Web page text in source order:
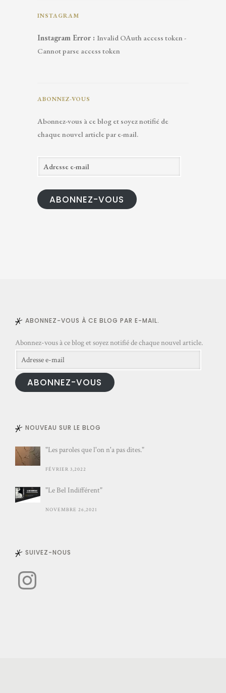
INSTAGRAM
Instagram Error : Invalid OAuth access token -
Cannot parse access token
ABONNEZ-VOUS
Abonnez-vous à ce blog et soyez notifié de
chaque nouvel article par e-mail.
d
e
l
ABONNEZ-VOUS
ABONNEZ-VOUS À CE BLOG PAR E-MAIL.
Abonnez-vous à ce blog et soyez notifié de chaque nouvel article.
Adresse
e-
mail ABONNEZ-VOUS
NOUVEAU SUR LE BLOG
"Les paroles que l'on n'a pas dites."
FÉVRIER 3,2022
"Le Bel Indifférent"
NOVEMBRE 26,2021
SUIVEZ-NOUS
Instagram